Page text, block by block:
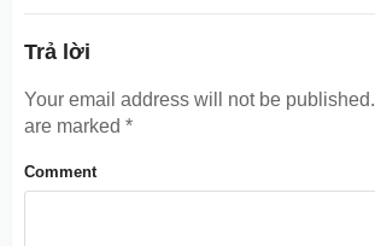
Trả lời
Your email address will not be published.
are marked *
Comment